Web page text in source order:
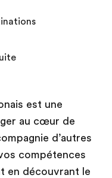
est une
au cœur de
d’autres
compétences
en découvrant le